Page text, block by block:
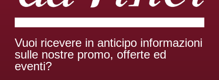
Vuoi ricevere in anticipo informazioni
sulle nostre promo, offerte ed
eventi?